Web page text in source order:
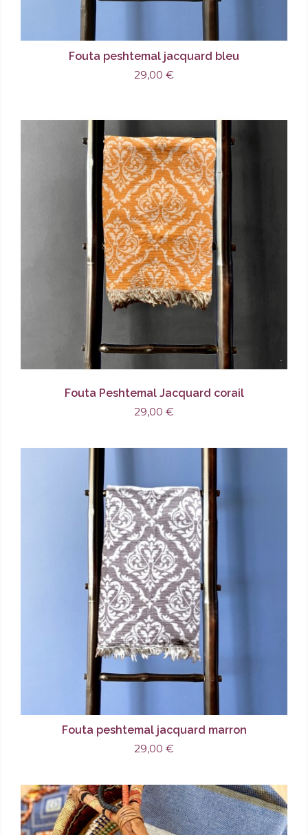
Fouta peshtemal jacquard bleu
29,00 €
Fouta Peshtemal Jacquard corail
29,00 €
Fouta peshtemal jacquard marron
29,00 €